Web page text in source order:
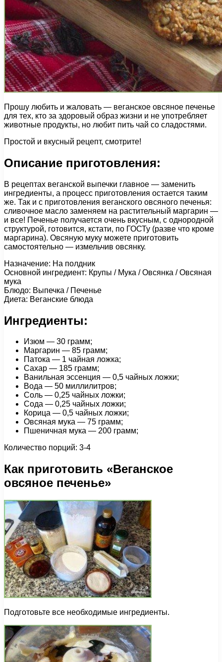
Прошу любить и жаловать — веганское овсяное печенье
для тех, кто за здоровый образ жизни и не употребляет
животные продукты, но любит пить чай со сладостями.
Простой и вкусный рецепт, смотрите!
Описание приготовления:
В рецептах веганской выпечки главное — заменить
ингредиенты, а процесс приготовления остается таким
же. Так и с приготовления веганского овсяного печенья:
сливочное масло заменяем на растительный маргарин —
и все! Печенье получается очень вкусным, с однородной
структурой, готовится, кстати, по ГОСТу (разве что кроме
маргарина). Овсяную муку можете приготовить
самостоятельно — измельчив овсянку.
Назначение: На полдник
Основной ингредиент: Крупы / Мука / Овсянка / Овсяная
мука
Блюдо: Выпечка / Печенье
Диета: Веганские блюда
Ингредиенты:
Изюм — 30 грамм;
Маргарин — 85 грамм;
Патока — 1 чайная ложка;
Сахар — 185 грамм;
Ванильная эссенция — 0,5 чайных ложки;
Вода — 50 миллилитров;
Соль — 0,25 чайных ложки;
Сода — 0,25 чайных ложки;
Корица — 0,5 чайных ложки;
Овсяная мука — 75 грамм;
Пшеничная мука — 200 грамм;
Количество порций: 3-4
Как приготовить «Веганское
овсяное печенье»
Подготовьте все необходимые ингредиенты.